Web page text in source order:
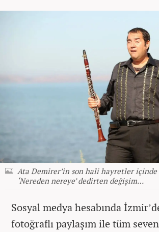
Ata Demirer’in son hali hayretler içinde
‘Nereden nereye’ dedirten değişim…
Sosyal medya hesabında
fotoğraflı paylaşım ile tüm